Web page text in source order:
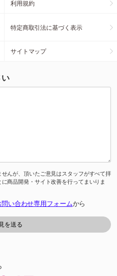
利用規約
特定商取引法に基づく表示
サイトマップ
んが、頂いたご意見はスタッフがすべて拝
商品開発・サイト改善を行ってまいりま
問い合わせ専用フォームから